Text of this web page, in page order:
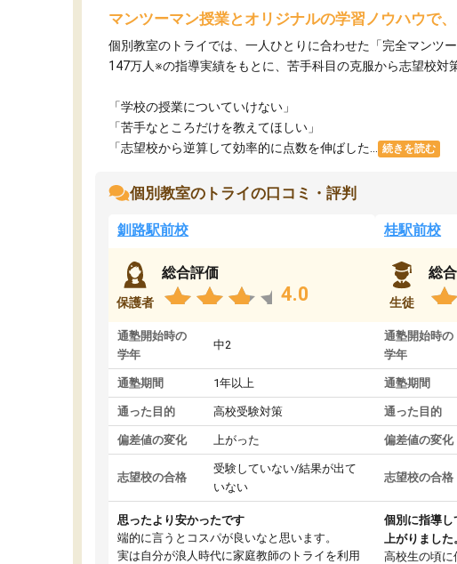
マンツーマン授業とオリジナルの学習ノウハウで
個別教室のトライでは、一人ひとりに合わせた「完全マンツ
147万人※の指導実績をもとに、苦手科目の克服から志望校対
「学校の授業についていけない」​
「苦手なところだけを教えてほしい」​
「志望校から逆算して効率的に点数を伸ばした...
続きを読む
個別教室のトライの口コミ・評判
釧路駅前校
保護者
総合評価
4.0
通塾開始時の
学年
中2
通塾期間 1年以上
通った目的 高校受験対策
偏差値の変化 上がった
志望校の合格
受験していない/結果が出て
いない
思ったより安かったです
端的に言うとコスパが良いなと思います。
実は自分が浪人時代に家庭教師のトライを利用
桂駅前校
生徒
総
通塾開始時の
学年
通塾期間
通った目的
偏差値の変化
志望校の合格
個別に指導し
上がりました
高校生の頃に